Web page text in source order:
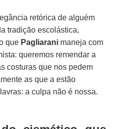
retórica de alguém
tradição escolástica,
que Pagliarani maneja com
queremos remendar a
costuras que nos pedem
as que a estão
a culpa não é nossa.